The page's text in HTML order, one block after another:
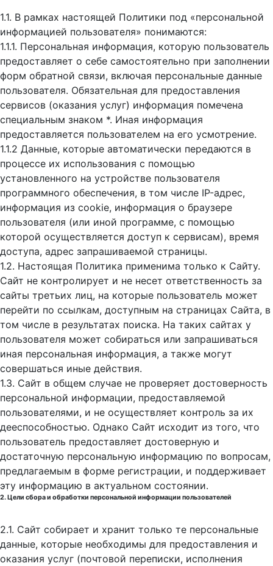
1.1. В рамках настоящей Политики под «персональной
информацией пользователя» понимаются:
1.1.1. Персональная информация, которую пользователь
предоставляет о себе самостоятельно при заполнении
форм обратной связи, включая персональные данные
пользователя. Обязательная для предоставления
сервисов (оказания услуг) информация помечена
специальным знаком *. Иная информация
предоставляется пользователем на его усмотрение.
1.1.2 Данные, которые автоматически передаются в
процессе их использования с помощью
установленного на устройстве пользователя
программного обеспечения, в том числе IP-адрес,
информация из cookie, информация о браузере
пользователя (или иной программе, с помощью
которой осуществляется доступ к cервисам), время
доступа, адрес запрашиваемой страницы.
1.2. Настоящая Политика применима только к Сайту.
Сайт не контролирует и не несет ответственность за
сайты третьих лиц, на которые пользователь может
перейти по ссылкам, доступным на страницах Сайта, в
том числе в результатах поиска. На таких сайтах у
пользователя может собираться или запрашиваться
иная персональная информация, а также могут
совершаться иные действия.
1.3. Сайт в общем случае не проверяет достоверность
персональной информации, предоставляемой
пользователями, и не осуществляет контроль за их
дееспособностью. Однако Сайт исходит из того, что
пользователь предоставляет достоверную и
достаточную персональную информацию по вопросам,
предлагаемым в форме регистрации, и поддерживает
эту информацию в актуальном состоянии.
2. Цели сбора и обработки персональной информации пользователей
2.1. Сайт собирает и хранит только те персональные
данные, которые необходимы для предоставления и
оказания услуг (почтовой переписки, исполнения